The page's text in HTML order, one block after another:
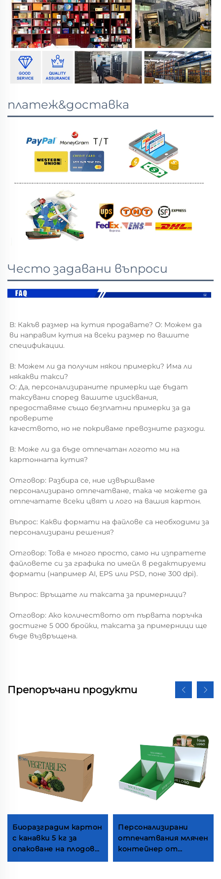
платеж&доставка
Често задавани въпроси
В: Какъв размер на кутия продавате? О: Можем да
ви направим кутия на всеки размер по вашите
спецификации.
В: Можем ли да получим някои примерки? Има ли
някакви такси?
О: Да, персонализираните примерки ще бъдат
таксувани според вашите изисквания,
предоставяме също безплатни примерки за да
проверите
качеството, но не покриваме превозните разходи.
В: Може ли да бъде отпечатан логото ми на
картонната кутия?
Отговор: Разбира се, ние извършваме
персонализирано отпечатване, така че можете да
отпечатате всеки цвят и лого на вашия картон.
Въпрос: Какви формати на файлове са необходими за
персонализирани решения?
Отговор: Това е много просто, само ни изпратете
файловете си за графика по имейл в редактируеми
формати (например AI, EPS или PSD, поне 300 dpi).
Въпрос: Връщате ли таксата за примерници?
Отговор: Ако количеството от първата поръчка
достигне 5 000 бройки, таксата за примерници ще
бъде възвръщена.
Препоръчани продукти
Биоразградим картон
с канавки 5 кг за
опаковане на плодове
Персонализирани
отпечатвания млячен
контейнер от